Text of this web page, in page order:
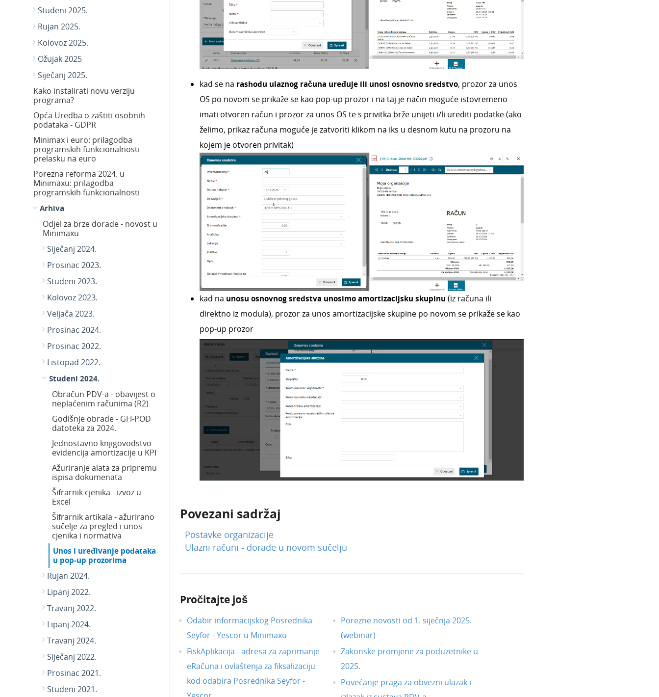
Studeni 2025.
Rujan 2025.
Kolovoz 2025.
Ožujak 2025
Siječanj 2025.
Kako instalirati novu verziju
programa?
Opća Uredba o zaštiti osobnih
podataka - GDPR
Minimax i euro: prilagodba
programskih funkcionalnosti
prelasku na euro
Porezna reforma 2024. u
Minimaxu: prilagodba
programskih funkcionalnosti
Arhiva
Odjel za brze dorade - novost u
Minimaxu
Siječanj 2024.
Prosinac 2023.
Studeni 2023.
Kolovoz 2023.
Veljača 2023.
Prosinac 2024.
Prosinac 2022.
Listopad 2022.
Studeni 2024.
Obračun PDV-a - obavijest o
neplaćenim računima (R2)
Godišnje obrade - GFI-POD
datoteka za 2024.
Jednostavno knjigovodstvo -
evidencija amortizacije u KPI
Ažuriranje alata za pripremu
ispisa dokumenata
Šifrarnik cjenika - izvoz u
Excel
Šifrarnik artikala - ažurirano
sučelje za pregled i unos
cjenika i normativa
Unos i uređivanje podataka
u pop-up prozorima
Rujan 2024.
Lipanj 2022.
Travanj 2022.
Lipanj 2024.
Travanj 2024.
Siječanj 2022.
Prosinac 2021.
Studeni 2021.
kad se na rashodu ulaznog računa uređuje ili unosi osnovno sredstvo, prozor za unos
OS po novom se prikaže se kao pop-up prozor i na taj je način moguće istovremeno
imati otvoren račun i prozor za unos OS te s privitka brže unijeti i/li urediti podatke (ako
želimo, prikaz računa moguće je zatvoriti klikom na iks u desnom kutu na prozoru na
kojem je otvoren privitak)
kad na unosu osnovnog sredstva unosimo amortizacijsku skupinu (iz računa ili
direktno iz modula), prozor za unos amortizacijske skupine po novom se prikaže se kao
pop-up prozor
Povezani sadržaj
Postavke organizacije
Ulazni računi - dorade u novom sučelju
Pročitajte još
Odabir informacijskog Posrednika
Seyfor - Yescor u Minimaxu
FiskAplikacija - adresa za zaprimanje
eRačuna i ovlaštenja za fiksalizaciju
kod odabira Posrednika Seyfor -
Porezne novosti od 1. siječnja 2025.
(webinar)
Zakonske promjene za poduzetnike u
2025.
Povećanje praga za obvezni ulazak i